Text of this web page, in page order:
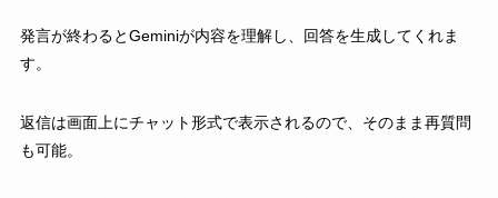
発言が終わるとGeminiが内容を理解し、回答を生成してくれま
す。
返信は画面上にチャット形式で表示されるので、そのまま再質問
も可能。